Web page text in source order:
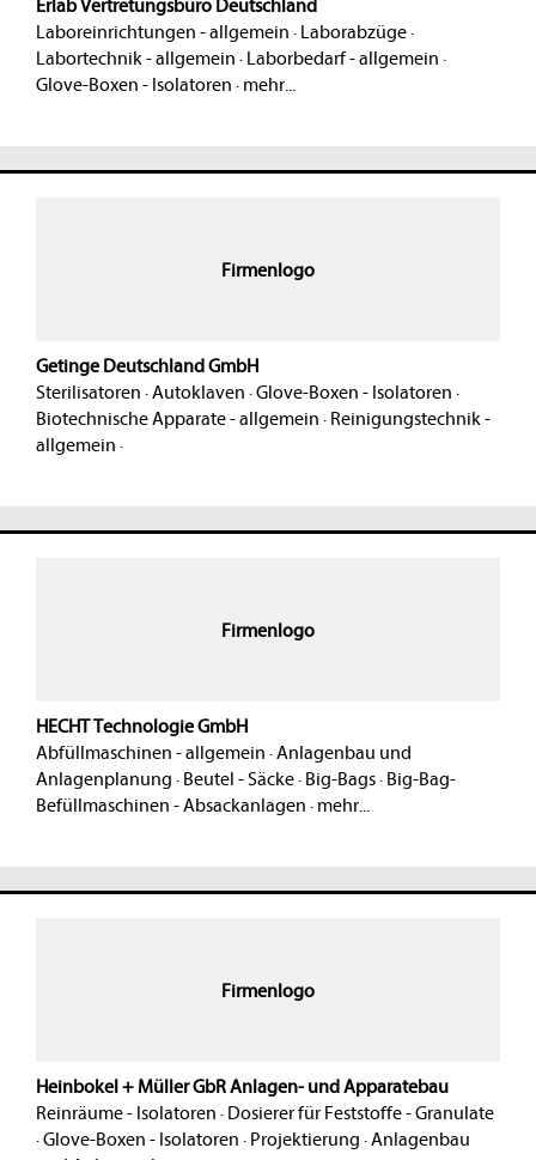
Erlab Vertretungsbüro Deutschland
Laboreinrichtungen - allgemein · Laborabzüge·
Labortechnik - allgemein · Laborbedarf - allgemein ·
Glove-Boxen - Isolatoren · mehr...
Firmenlogo
Getinge Deutschland GmbH
Sterilisatoren ·Autoklaven ·Glove-Boxen - Isolatoren ·
Biotechnische Apparate - allgemein · Reinigungstechnik -
allgemein ·
Firmenlogo
HECHT Technologie GmbH
Abfüllmaschinen - allgemein ·Anlagenbau und
Anlagenplanung · Beutel - Säcke· Big-Bags· Big-Bag-
Befüllmaschinen - Absackanlagen · mehr...
Firmenlogo
Heinbokel + Müller GbR Anlagen- und Apparatebau
Reinräume - Isolatoren · Dosierer für Feststoffe - Granulate
·Glove-Boxen - Isolatoren · Projektierung ·Anlagenbau